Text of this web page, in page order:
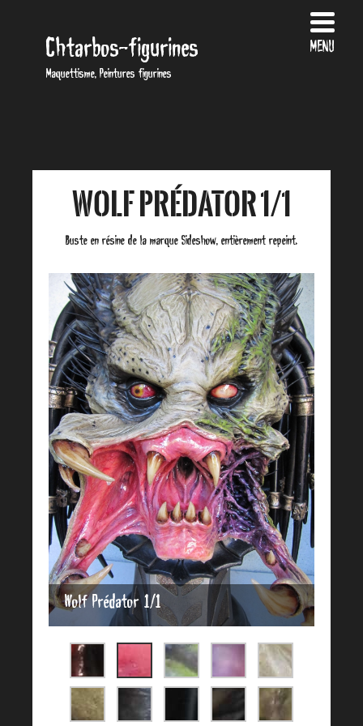
Chtarbos-figurines
Maquettisme, Peintures figurines
Wolf Prédator 1/1
Buste en résine de la marque Sideshow, entièrement repeint.
Wolf Prédator 1/1
MENU